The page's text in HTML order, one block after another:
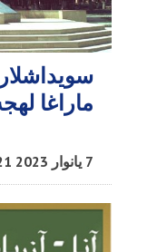
ماراغا
7 یانوار 2023 10:21